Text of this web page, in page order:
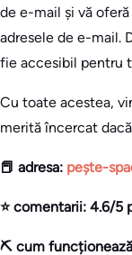
de e-mail și vă
adresele de e-mail.
fie accesibil pentru
Cu toate acestea,
merită încercat
📕 adresa: pește-
⭐ comentarii: 4.6/5
⛏️ cum